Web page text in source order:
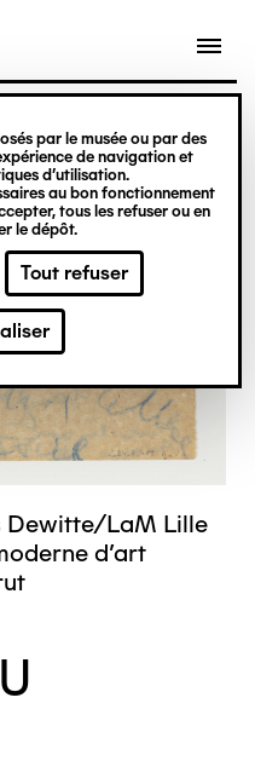
par le musée ou par des
de navigation et
d’utilisation.
au bon fonctionnement
tous les refuser ou en
le dépôt.
Tout refuser
Dewitte/LaM Lille
d’art